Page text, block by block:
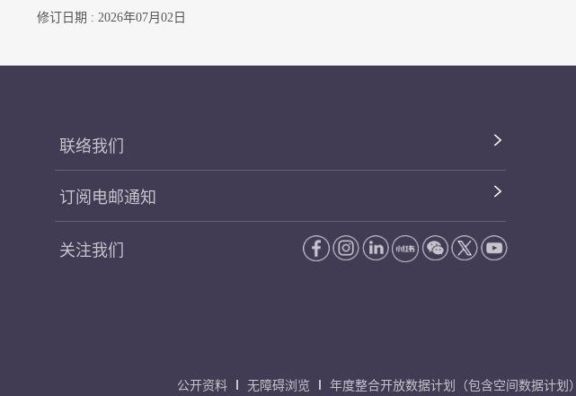
修订日期 : 2026年07月02日
联络我们
订阅电邮通知
关注我们
公开资料 无障碍浏览 年度整合开放数据计划（包含空间数据计划）